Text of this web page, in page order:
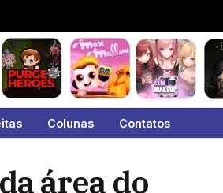
Colunas Contatos
área do